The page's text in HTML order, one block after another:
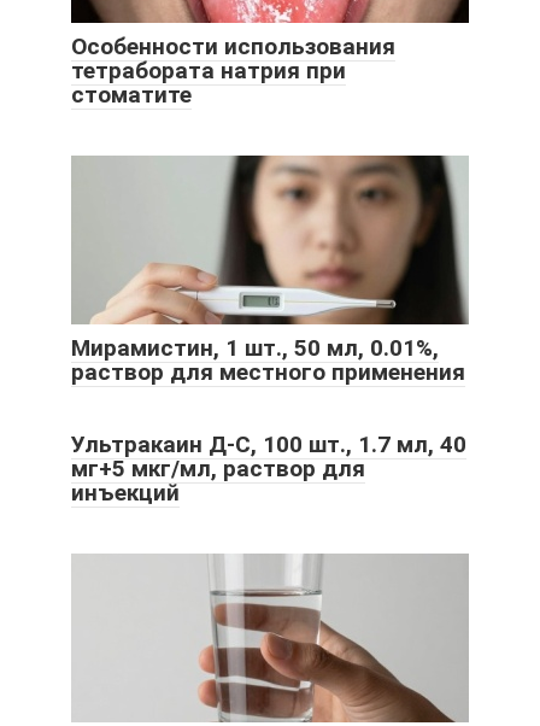
Особенности использования
тетрабората натрия при
стоматите
Мирамистин, 1 шт., 50 мл, 0.01%,
раствор для местного применения
Ультракаин Д-С, 100 шт., 1.7 мл, 40
мг+5 мкг/мл, раствор для
инъекций